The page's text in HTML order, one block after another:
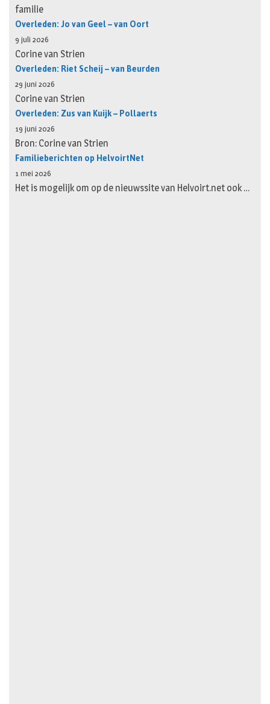
familie
Overleden: Jo van Geel – van Oort
9 juli 2026
Corine van Strien
Overleden: Riet Scheij – van Beurden
29 juni 2026
Corine van Strien
Overleden: Zus van Kuijk – Pollaerts
19 juni 2026
Bron: Corine van Strien
Familieberichten op HelvoirtNet
1 mei 2026
Het is mogelijk om op de nieuwssite van Helvoirt.net ook …